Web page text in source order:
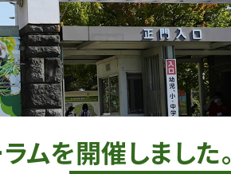
ムを開催しました。